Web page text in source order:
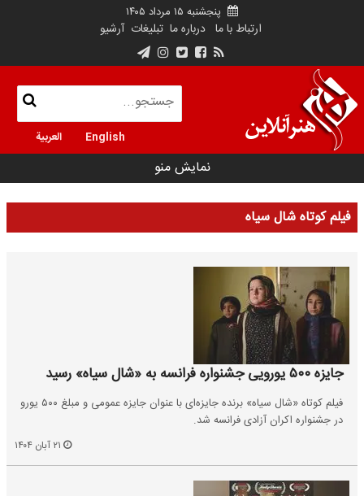
پنجشنبه ۱۵ مرداد ۱۴۰۵
ارتباط با ما درباره ما تبلیغات آرشیو
English العربية
نمایش منو
فیلم کوتاه شال سیاه
جایزه ۵۰۰ یورویی جشنواره فرانسه به «شال سیاه» رسید
فیلم کوتاه «شال سیاه» برنده جایزه‌ای با عنوان جایزه عمومی و مبلغ ۵۰۰ یورو
در جشنواره اکران آزادی فرانسه شد.